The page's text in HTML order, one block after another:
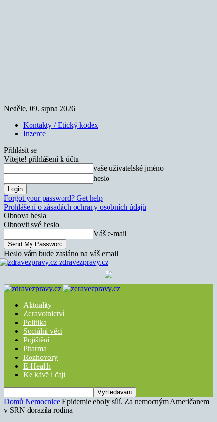
Neděle, 09. srpna 2026
Kontakty / Etický kodex
Inzerce
Přihlásit se
Vítejte! přihlášení k účtu
vaše uživatelské jméno
heslo
Forgot your password? Get help
Prohlášení o zásadách ochrany osobních údajů
Obnova hesla
Obnovit své heslo
Váš e-mail
Heslo vám bude zasláno na váš email
zdravezpravy.cz
Aktuality
Zdravotnictví
Politika
Sociální věci
Pojištění
Pharma
Rozhovory
E-Health
Ke kávě i čaji
Domů Nemocnice Epidemie eboly sílí. Za nemocným Američanem
v SRN dorazila rodina